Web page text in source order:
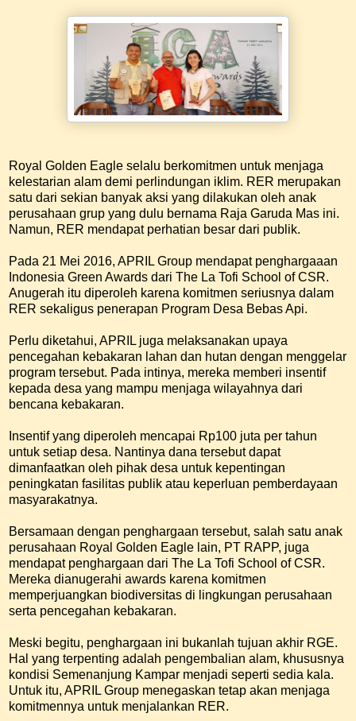
Royal Golden Eagle selalu berkomitmen untuk menjaga
kelestarian alam demi perlindungan iklim. RER merupakan
satu dari sekian banyak aksi yang dilakukan oleh anak
perusahaan grup yang dulu bernama Raja Garuda Mas ini.
Namun, RER mendapat perhatian besar dari publik.
Pada 21 Mei 2016, APRIL Group mendapat penghargaaan
Indonesia Green Awards dari The La Tofi School of CSR.
Anugerah itu diperoleh karena komitmen seriusnya dalam
RER sekaligus penerapan Program Desa Bebas Api.
Perlu diketahui, APRIL juga melaksanakan upaya
pencegahan kebakaran lahan dan hutan dengan menggelar
program tersebut. Pada intinya, mereka memberi insentif
kepada desa yang mampu menjaga wilayahnya dari
bencana kebakaran.
Insentif yang diperoleh mencapai Rp100 juta per tahun
untuk setiap desa. Nantinya dana tersebut dapat
dimanfaatkan oleh pihak desa untuk kepentingan
peningkatan fasilitas publik atau keperluan pemberdayaan
masyarakatnya.
Bersamaan dengan penghargaan tersebut, salah satu anak
perusahaan Royal Golden Eagle lain, PT RAPP, juga
mendapat penghargaan dari The La Tofi School of CSR.
Mereka dianugerahi awards karena komitmen
memperjuangkan biodiversitas di lingkungan perusahaan
serta pencegahan kebakaran.
Meski begitu, penghargaan ini bukanlah tujuan akhir RGE.
Hal yang terpenting adalah pengembalian alam, khususnya
kondisi Semenanjung Kampar menjadi seperti sedia kala.
Untuk itu, APRIL Group menegaskan tetap akan menjaga
komitmennya untuk menjalankan RER.